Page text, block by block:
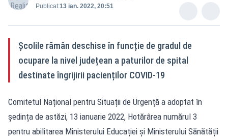
Publicat:13 ian. 2022, 20:51
Școlile rămân deschise în funcție de gradul de
ocupare la nivel județean a paturilor de spital
destinate îngrijirii pacienților COVID-19
Comitetul Național pentru Situații de Urgență a adoptat în
ședința de astăzi, 13 ianuarie 2022, Hotărârea numărul 3
pentru abilitarea Ministerului Educației și Ministerului Sănătății